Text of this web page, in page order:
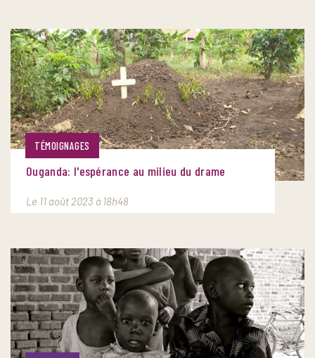
TÉMOIGNAGES
Ouganda: l'espérance au milieu du drame
Le 11 août 2023 à 18h48